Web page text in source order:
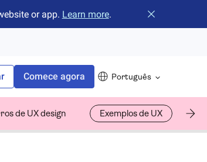
or app. Learn more. Fechar o
Comece agora Português
de UX design Exemplos de UX